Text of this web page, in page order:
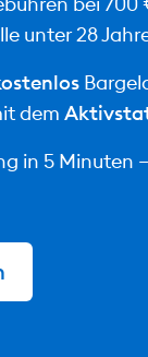
unter 28
dem
in 5 Minuten